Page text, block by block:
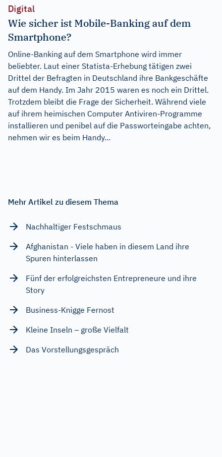
Digital
Wie sicher ist Mobile-Banking auf dem
Smartphone?
Online-Banking auf dem Smartphone wird immer
beliebter. Laut einer Statista-Erhebung tätigen zwei
Drittel der Befragten in Deutschland ihre Bankgeschäfte
auf dem Handy. Im Jahr 2015 waren es noch ein Drittel.
Trotzdem bleibt die Frage der Sicherheit. Während viele
auf ihrem heimischen Computer Antiviren-Programme
installieren und penibel auf die Passworteingabe achten,
nehmen wir es beim Handy...
Mehr Artikel zu diesem Thema
Nachhaltiger Festschmaus
Afghanistan - Viele haben in diesem Land ihre
Spuren hinterlassen
Fünf der erfolgreichsten Entrepreneure und ihre
Story
Business-Knigge Fernost
Kleine Inseln – große Vielfalt
Das Vorstellungsgespräch